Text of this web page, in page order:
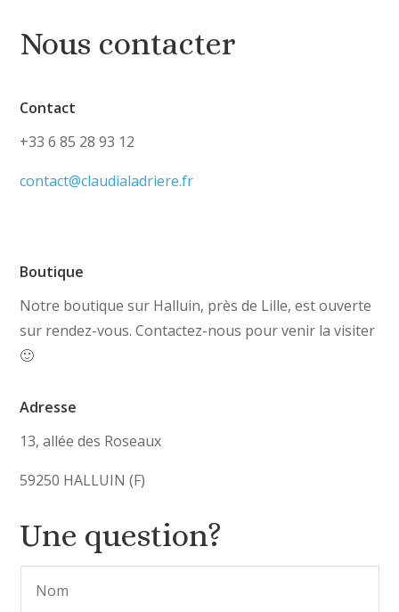
Nous contacter
Contact
+33 6 85 28 93 12
contact@claudialadriere.fr
Boutique
Notre boutique sur Halluin, près de Lille, est ouverte
sur rendez-vous. Contactez-nous pour venir la visiter
🙂
Adresse
13, allée des Roseaux
59250 HALLUIN (F)
Une question?